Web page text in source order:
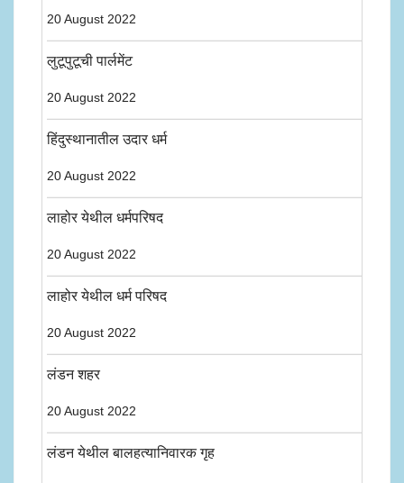
20 August 2022
लुटूपुटूची पार्लमेंट
20 August 2022
हिंदुस्थानातील उदार धर्म
20 August 2022
लाहोर येथील धर्मपरिषद
20 August 2022
लाहोर येथील धर्म परिषद
20 August 2022
लंडन शहर
20 August 2022
लंडन येथील बालहत्यानिवारक गृह